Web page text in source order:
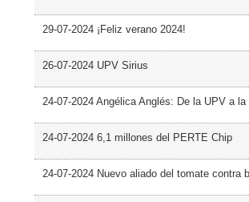
29-07-2024 ¡Feliz verano 2024!
26-07-2024 UPV Sirius
24-07-2024 Angélica Anglés: De la UPV a
24-07-2024 6,1 millones del PERTE Chip
24-07-2024 Nuevo aliado del tomate contra